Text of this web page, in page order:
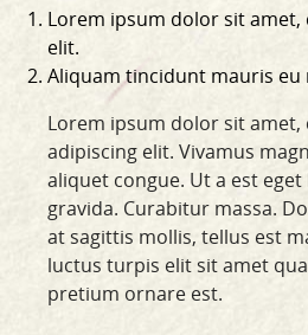
Lorem ipsum dolor sit
elit.
Aliquam tincidunt mauris eu
Lorem ipsum dolor sit
adipiscing elit. Vivamus
aliquet congue. Ut a est
gravida. Curabitur massa.
at sagittis mollis, tellus est
luctus turpis elit sit amet
pretium ornare est.